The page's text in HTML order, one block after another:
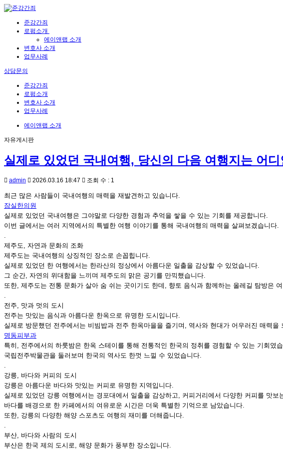
준강간죄
로펌소개
에이앤랩 소개
변호사 소개
업무사례
상담문의
준강간죄
로펌소개
변호사 소개
업무사례
에이앤랩 소개
자유게시판
실제로 있었던 국내여행, 당신의 다음 여행지는 어
admin 2026.03.16 18:47 조회 수 : 1
최근 많은 사람들이 국내여행의 매력을 재발견하고 있습니다.
잠실한의원
실제로 있었던 국내여행은 그야말로 다양한 경험과 추억을 쌓을 수 있는 기회를 제공합니다.
이번 글에서는 여러 지역에서의 특별한 여행 이야기를 통해 국내여행의 매력을 살펴보겠습니다.
.
제주도, 자연과 문화의 조화
제주도는 국내여행의 상징적인 장소로 손꼽힙니다.
실제로 있었던 한 여행에서는 한라산의 정상에서 아름다운 일출을 감상할 수 있었습니다.
그 순간, 자연의 위대함을 느끼며 제주도의 맑은 공기를 만끽했습니다.
또한, 제주도는 전통 문화가 살아 숨 쉬는 곳이기도 한데, 향토 음식과 함께하는 올레길 탐방은
.
전주, 맛과 멋의 도시
전주는 맛있는 음식과 아름다운 한옥으로 유명한 도시입니다.
실제로 방문했던 전주에서는 비빔밥과 전주 한옥마을을 즐기며, 역사와 현대가 어우러진 매력을
명동피부과
특히, 전주에서의 하룻밤은 한옥 스테이를 통해 전통적인 한국의 정취를 경험할 수 있는 기회였
국립전주박물관을 둘러보며 한국의 역사도 한껏 느낄 수 있었습니다.
.
강릉, 바다와 커피의 도시
강릉은 아름다운 바다와 맛있는 커피로 유명한 지역입니다.
실제로 있었던 강릉 여행에서는 경포대에서 일출을 감상하고, 커피거리에서 다양한 커피를 맛보
바다를 배경으로 한 카페에서의 여유로운 시간은 더욱 특별한 기억으로 남았습니다.
또한, 강릉의 다양한 해양 스포츠도 여행의 재미를 더해줍니다.
.
부산, 바다와 사람의 도시
부산은 한국 제의 도시로, 해양 문화가 풍부한 장소입니다.